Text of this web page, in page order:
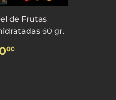
de Frutas
60 gr.
00